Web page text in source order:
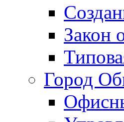
Закон
Город